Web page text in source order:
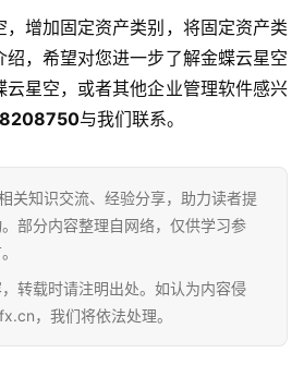
，增加固定资产类别，将固定资产类
，希望对您进一步了解金蝶云星空
星空，或者其他企业管理软件感兴
与我们联系。
关知识交流、经验分享，助力读者提
部分内容整理自网络，仅供学习参
转载时请注明出处。如认为内容侵
，我们将依法处理。